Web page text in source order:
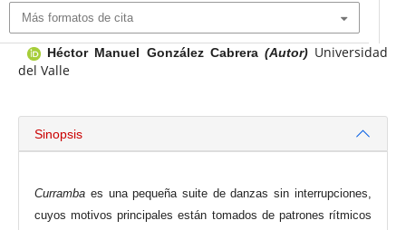
Más formatos de cita
Héctor Manuel González Cabrera (Autor) Universidad
del Valle
Sinopsis
Curramba es una pequeña suite de danzas sin interrupciones,
cuyos motivos principales están tomados de patrones rítmicos